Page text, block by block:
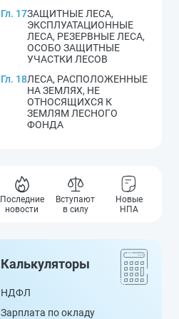
Гл. 17ЗАЩИТНЫЕ ЛЕСА,
ЭКСПЛУАТАЦИОННЫЕ
ЛЕСА, РЕЗЕРВНЫЕ ЛЕСА,
ОСОБО ЗАЩИТНЫЕ
УЧАСТКИ ЛЕСОВ
Гл. 18ЛЕСА, РАСПОЛОЖЕННЫЕ
НА ЗЕМЛЯХ, НЕ
ОТНОСЯЩИХСЯ К
ЗЕМЛЯМ ЛЕСНОГО
ФОНДА
Последние
новости
Вступают
в силу
Новые
НПА
Калькуляторы
НДФЛ
Зарплата по окладу